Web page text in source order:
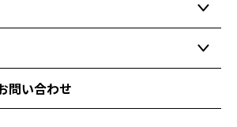
問い合わせ